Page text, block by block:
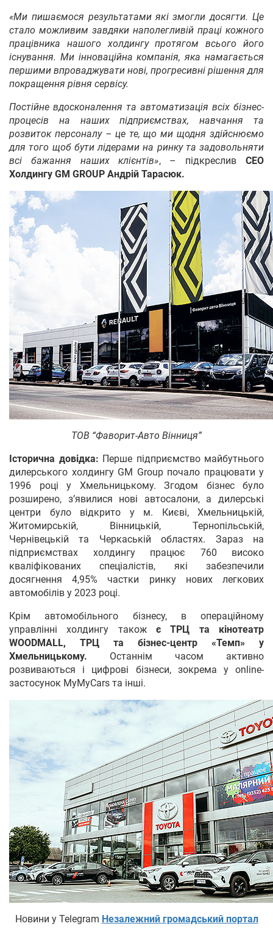
«Ми пишаємося результатами які змогли досягти. Це
стало можливим завдяки наполегливій праці кожного
працівника нашого холдингу протягом всього його
існування. Ми інноваційна компанія, яка намагається
першими впроваджувати нові, прогресивні рішення для
покращення рівня сервісу.
Постійне вдосконалення та автоматизація всіх бізнес-
процесів на наших підприємствах, навчання та
розвиток персоналу – це те, що ми щодня здійснюємо
для того щоб бути лідерами на ринку та задовольняти
всі бажання наших клієнтів», – підкреслив СЕО
Холдингу GM GROUP Андрій Тарасюк.
ТОВ “Фаворит-Авто Вінниця”
Історична довідка: Перше підприємство майбутнього
дилерського холдингу GM Group почало працювати у
1996 році у Хмельницькому. Згодом бізнес було
розширено, з’явилися нові автосалони, а дилерські
центри було відкрито у м. Києві, Хмельницькій,
Житомирській, Вінницькій, Тернопільській,
Чернівецькій та Черкаській областях. Зараз на
підприємствах холдингу працює 760 високо
кваліфікованих спеціалістів, які забезпечили
досягнення 4,95% частки ринку нових легкових
автомобілів у 2023 році.
Крім автомобільного бізнесу, в операційному
управлінні холдингу також є ТРЦ та кінотеатр
WOODMALL, ТРЦ та бізнес-центр «Темп» у
Хмельницькому. Останнім часом активно
розвиваються і цифрові бізнеси, зокрема у online-
застосунок MyMyCars та інші.
Новини у Telegram Незалежний громадський портал